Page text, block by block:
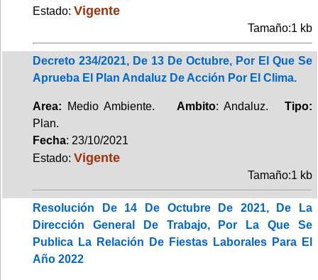
Estado: Vigente
Tamaño:1 kb
Decreto 234/2021, De 13 De Octubre, Por El Que Se
Aprueba El Plan Andaluz De Acción Por El Clima.
Area: Medio Ambiente. Ambito: Andaluz.Tipo:
Plan.
Fecha: 23/10/2021
Estado: Vigente
Tamaño:1 kb
Resolución De 14 De Octubre De 2021, De La
Dirección General De Trabajo, Por La Que Se
Publica La Relación De Fiestas Laborales Para El
Año 2022